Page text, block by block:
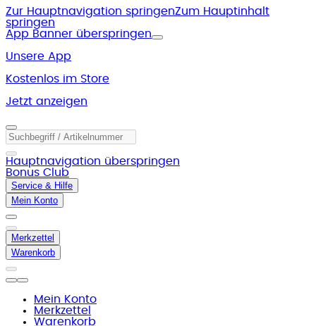
Zur Hauptnavigation springenZum Hauptinhalt
springen
App Banner überspringen
Unsere App
Kostenlos im Store
Jetzt anzeigen
Hauptnavigation überspringen
Bonus Club
Service & Hilfe
Mein Konto
Merkzettel
Warenkorb
Mein Konto
Merkzettel
Warenkorb